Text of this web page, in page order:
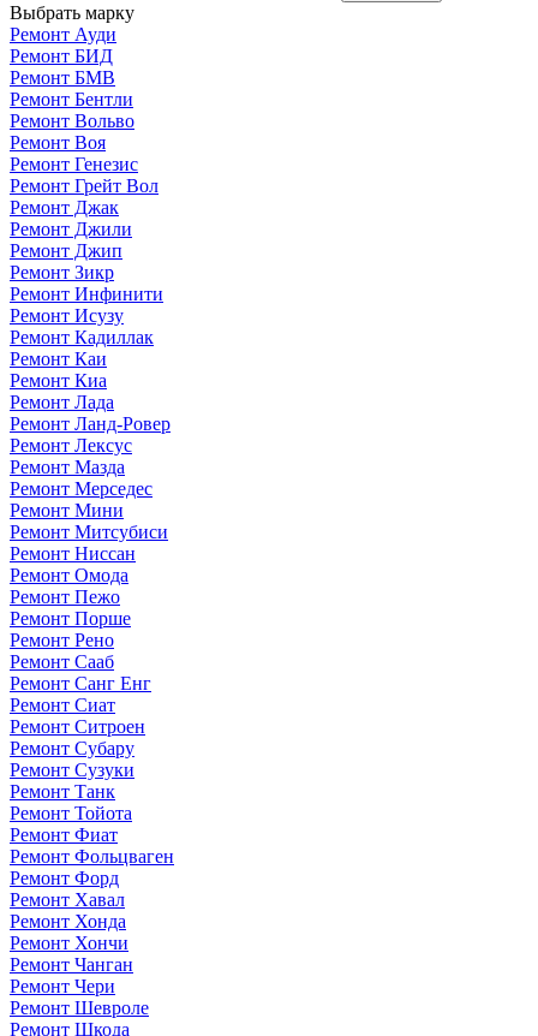
Выбрать марку
Ремонт Ауди
Ремонт БИД
Ремонт БМВ
Ремонт Бентли
Ремонт Вольво
Ремонт Воя
Ремонт Генезис
Ремонт Грейт Вол
Ремонт Джак
Ремонт Джили
Ремонт Джип
Ремонт Зикр
Ремонт Инфинити
Ремонт Исузу
Ремонт Кадиллак
Ремонт Каи
Ремонт Киа
Ремонт Лада
Ремонт Ланд-Ровер
Ремонт Лексус
Ремонт Мазда
Ремонт Мерседес
Ремонт Мини
Ремонт Митсубиси
Ремонт Ниссан
Ремонт Омода
Ремонт Пежо
Ремонт Порше
Ремонт Рено
Ремонт Сааб
Ремонт Санг Енг
Ремонт Сиат
Ремонт Ситроен
Ремонт Субару
Ремонт Сузуки
Ремонт Танк
Ремонт Тойота
Ремонт Фиат
Ремонт Фольцваген
Ремонт Форд
Ремонт Хавал
Ремонт Хонда
Ремонт Хончи
Ремонт Чанган
Ремонт Чери
Ремонт Шевроле
Ремонт Шкода